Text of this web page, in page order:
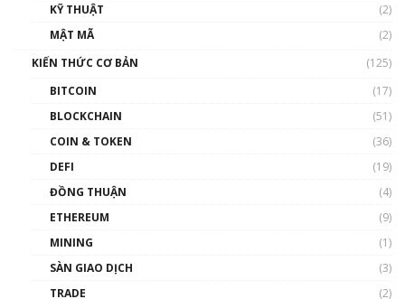
00:43:47
như thể nào?
00:39:31
Phổ cập Blockchain
thống & Crypto qua các cuộc chiến | Phổ cập
KỸ THUẬT
(2)
MẬT MÃ
(2)
KIẾN THỨC CƠ BẢN
(125)
BITCOIN
(17)
BLOCKCHAIN
(51)
COIN & TOKEN
(36)
DEFI
(19)
ĐỒNG THUẬN
(4)
ETHEREUM
(9)
MINING
(1)
SÀN GIAO DỊCH
(3)
TRADE
(2)